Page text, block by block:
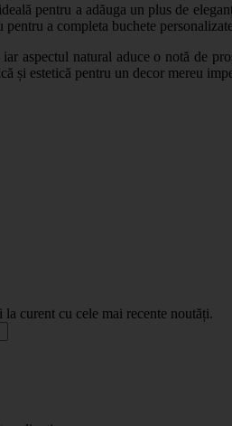
pentru a adăuga un plus de
pentru a completa buchete
aspectul natural aduce o notă de
și estetică pentru un decor mereu
curent cu cele mai recente noutăți.